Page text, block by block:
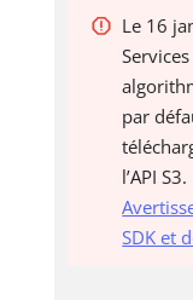
Le 16
par
l’API
SDK et